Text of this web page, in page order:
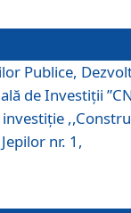
Publice,
de Investiţii
nr. 1,